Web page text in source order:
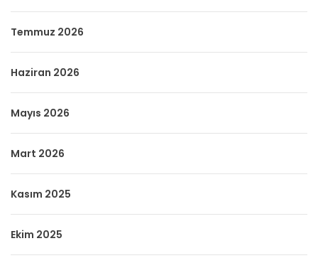
Temmuz 2026
Haziran 2026
Mayıs 2026
Mart 2026
Kasım 2025
Ekim 2025